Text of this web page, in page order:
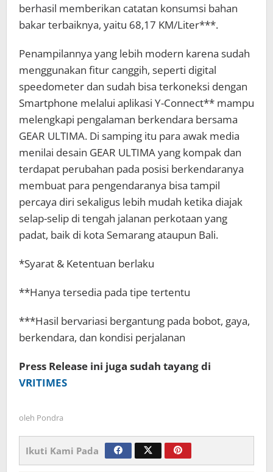
berhasil memberikan catatan konsumsi bahan
bakar terbaiknya, yaitu 68,17 KM/Liter***.
Penampilannya yang lebih modern karena sudah
menggunakan fitur canggih, seperti digital
speedometer dan sudah bisa terkoneksi dengan
Smartphone melalui aplikasi Y-Connect** mampu
melengkapi pengalaman berkendara bersama
GEAR ULTIMA. Di samping itu para awak media
menilai desain GEAR ULTIMA yang kompak dan
terdapat perubahan pada posisi berkendaranya
membuat para pengendaranya bisa tampil
percaya diri sekaligus lebih mudah ketika diajak
selap-selip di tengah jalanan perkotaan yang
padat, baik di kota Semarang ataupun Bali.
*Syarat & Ketentuan berlaku
**Hanya tersedia pada tipe tertentu
***Hasil bervariasi bergantung pada bobot, gaya,
berkendara, dan kondisi perjalanan
Press Release ini juga sudah tayang di
VRITIMES
oleh Pondra
Ikuti Kami Pada